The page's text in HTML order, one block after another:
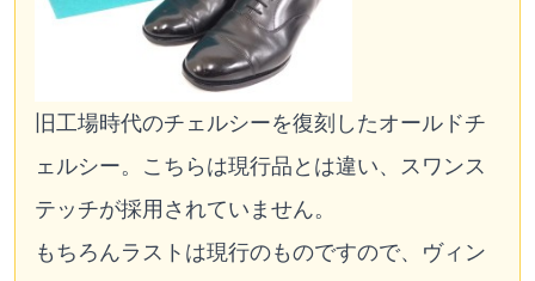
旧工場時代のチェルシーを復刻したオールドチ
ェルシー。こちらは現行品とは違い、スワンス
テッチが採用されていません。
もちろんラストは現行のものですので、ヴィン